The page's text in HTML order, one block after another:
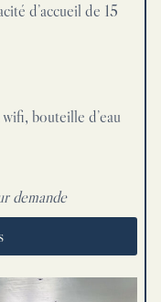
d’accueil de 15
bouteille d’eau
demande